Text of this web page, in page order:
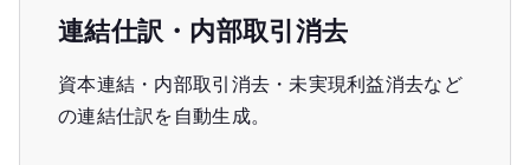
連結仕訳・内部取引消去
資本連結・内部取引消去・未実現利益消去など
の連結仕訳を自動生成。